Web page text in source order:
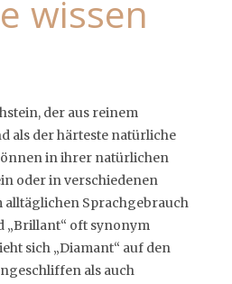
wissen
der aus reinem
als der härteste natürliche
in ihrer natürlichen
oder in verschiedenen
Sprachgebrauch
„Brillant“ oft synonym
sich „Diamant“ auf den
als auch